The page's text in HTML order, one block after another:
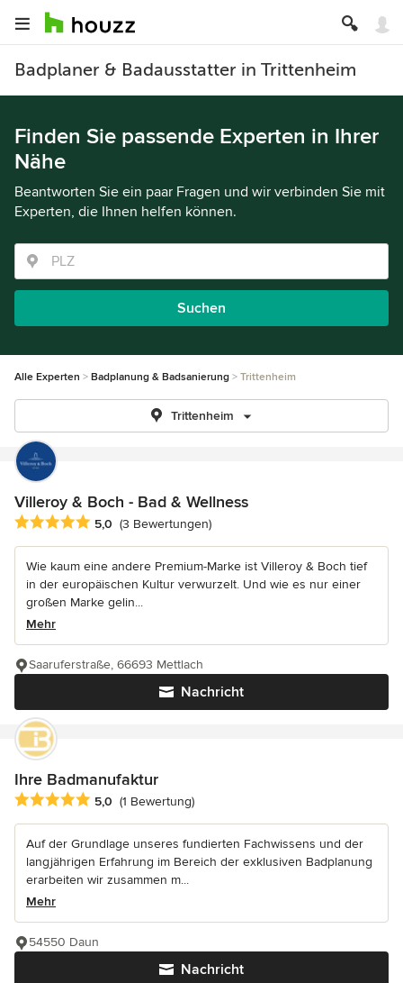
Badplaner & Badausstatter in Trittenheim
Finden Sie passende Experten in Ihrer
Nähe
Beantworten Sie ein paar Fragen und wir verbinden Sie mit
Experten, die Ihnen helfen können.
Suchen
Alle Experten Badplanung & Badsanierung Trittenheim
Trittenheim
Villeroy & Boch - Bad & Wellness
Durchschnittliche Bewertung: 5 von 5 Sternen
5,0 (3 Bewertungen)
Wie kaum eine andere Premium-Marke ist Villeroy & Boch tief
in der europäischen Kultur verwurzelt. Und wie es nur einer
großen Marke gelin...
Mehr
Nachricht
Saaruferstraße, 66693 Mettlach
Ihre Badmanufaktur
Durchschnittliche Bewertung: 5 von 5 Sternen
5,0 (1 Bewertung)
Auf der Grundlage unseres fundierten Fachwissens und der
langjährigen Erfahrung im Bereich der exklusiven Badplanung
erarbeiten wir zusammen m...
Mehr
Nachricht
54550 Daun